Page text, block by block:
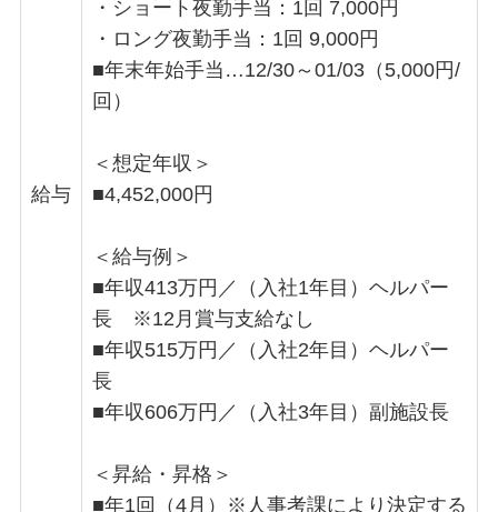
給与
・ショート夜勤手当：1回 7,000円
・ロング夜勤手当：1回 9,000円
■年末年始手当…12/30～01/03（5,000円/
回）
＜想定年収＞
■4,452,000円
＜給与例＞
■年収413万円／（入社1年目）ヘルパー
長 ※12月賞与支給なし
■年収515万円／（入社2年目）ヘルパー
長
■年収606万円／（入社3年目）副施設長
＜昇給・昇格＞
■年1回（4月）※人事考課により決定する